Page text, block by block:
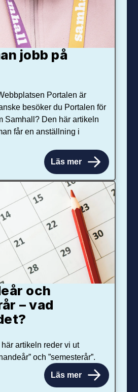
jobb på
Portalen är
besöker du Portalen för
Samhall? Den här artikeln
får en anställning i
Läs mer
och
– vad
artikeln reder vi ut
och ”semesterår”.
Läs mer